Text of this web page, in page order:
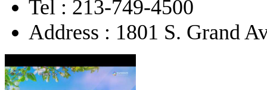
Tel : 213-749-4500
Address : 1801 S. Grand